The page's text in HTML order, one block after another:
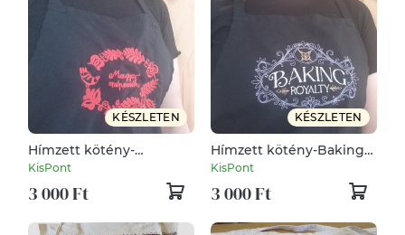
KÉSZLETEN
Hímzett kötény-
népmesék /fekete
KisPont
3 000 Ft
KÉSZLETEN
Hímzett kötény-Baking
royality/fekete
KisPont
3 000 Ft